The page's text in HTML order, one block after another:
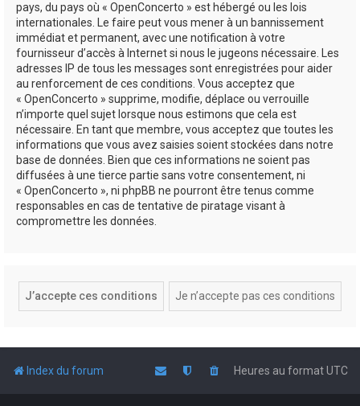
pays, du pays où « OpenConcerto » est hébergé ou les lois
internationales. Le faire peut vous mener à un bannissement
immédiat et permanent, avec une notification à votre
fournisseur d’accès à Internet si nous le jugeons nécessaire. Les
adresses IP de tous les messages sont enregistrées pour aider
au renforcement de ces conditions. Vous acceptez que
« OpenConcerto » supprime, modifie, déplace ou verrouille
n’importe quel sujet lorsque nous estimons que cela est
nécessaire. En tant que membre, vous acceptez que toutes les
informations que vous avez saisies soient stockées dans notre
base de données. Bien que ces informations ne soient pas
diffusées à une tierce partie sans votre consentement, ni
« OpenConcerto », ni phpBB ne pourront être tenus comme
responsables en cas de tentative de piratage visant à
compromettre les données.
Index du forum Heures au formatUTC